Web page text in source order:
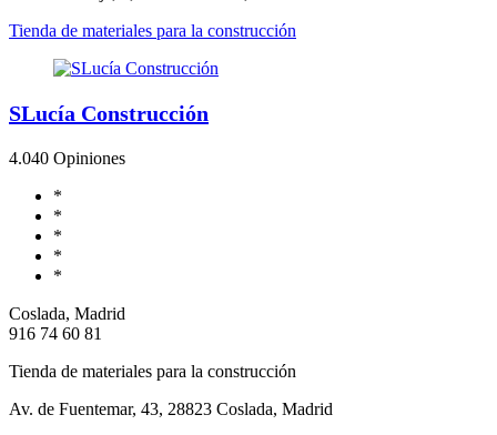
Tienda de materiales para la construcción
SLucía Construcción
4.040 Opiniones
*
*
*
*
*
Coslada, Madrid
916 74 60 81
Tienda de materiales para la construcción
Av. de Fuentemar, 43, 28823 Coslada, Madrid